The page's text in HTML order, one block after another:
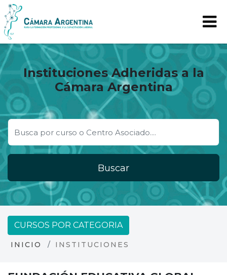
Instituciones Adheridas a la
Cámara Argentina
Buscar
CURSOS POR CATEGORIA
INICIO INSTITUCIONES